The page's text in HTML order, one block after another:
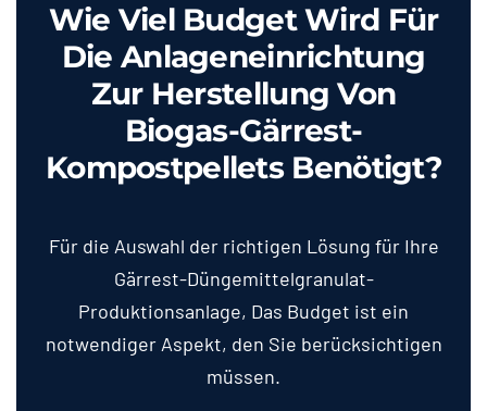
Wie Viel Budget Wird Für
Die Anlageneinrichtung
Zur Herstellung Von
Biogas-Gärrest-
Kompostpellets Benötigt?
Für die Auswahl der richtigen Lösung für Ihre
Gärrest-Düngemittelgranulat-
Produktionsanlage, Das Budget ist ein
notwendiger Aspekt, den Sie berücksichtigen
müssen.